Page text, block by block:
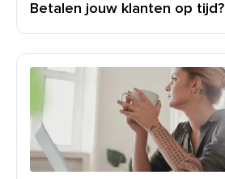
Betalen jouw klanten op tijd?